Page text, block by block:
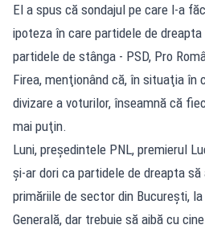
El a spus că sondajul pe care l-a
ipoteza în care partidele de
partidele de stânga - PSD, Pro
Firea, menţionând că, în situaţia în
divizare a voturilor, înseamnă că
mai puţin.
Luni, preşedintele PNL, premierul
şi-ar dori ca partidele de dreapta
primăriile de sector din Bucureşti,
Generală, dar trebuie să aibă cu